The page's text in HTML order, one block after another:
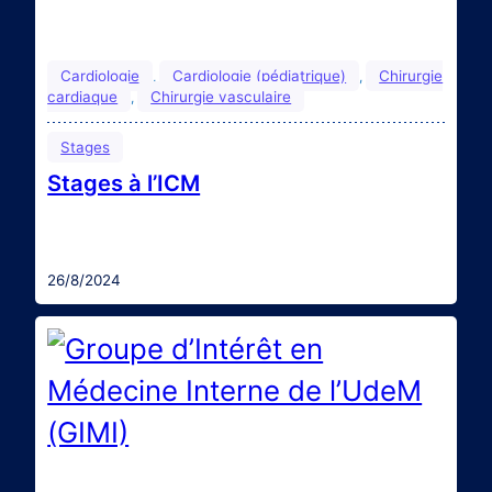
Cardiologie , Cardiologie (pédiatrique) ,
Chirurgie
cardiaque
, Chirurgie vasculaire
Stages
Stages à l’ICM
santé cardiovasculaire, c’est une expérience à ne
pas manquer! Pour plus d’informations :
26/8/2024